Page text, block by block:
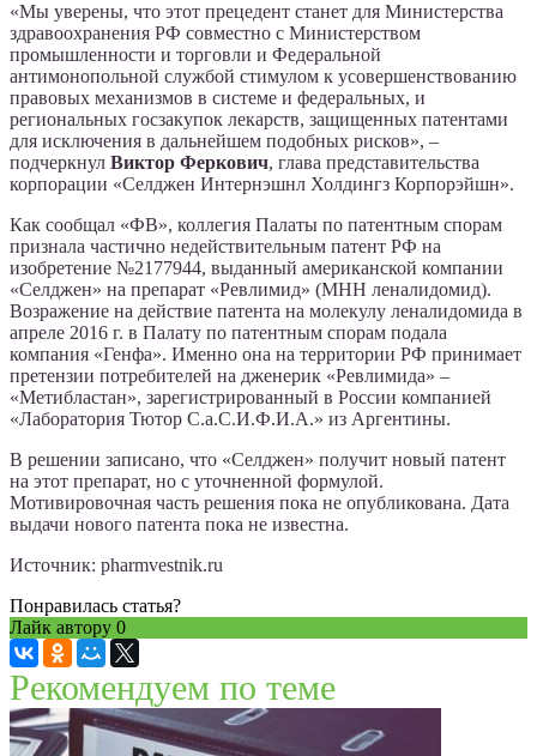
«Мы уверены, что этот прецедент станет для Министерства
здравоохранения РФ совместно с Министерством
промышленности и торговли и Федеральной
антимонопольной службой стимулом к усовершенствованию
правовых механизмов в системе и федеральных, и
региональных госзакупок лекарств, защищенных патентами
для исключения в дальнейшем подобных рисков», –
подчеркнул Виктор Феркович, глава представительства
корпорации «Селджен Интернэшнл Холдингз Корпорэйшн».
Как сообщал «ФВ», коллегия Палаты по патентным спорам
признала частично недействительным патент РФ на
изобретение №2177944, выданный американской компании
«Селджен» на препарат «Ревлимид» (МНН леналидомид).
Возражение на действие патента на молекулу леналидомида в
апреле 2016 г. в Палату по патентным спорам подала
компания «Генфа». Именно она на территории РФ принимает
претензии потребителей на дженерик «Ревлимида» –
«Метибластан», зарегистрированный в России компанией
«Лаборатория Тютор С.а.С.И.Ф.И.А.» из Аргентины.
В решении записано, что «Селджен» получит новый патент
на этот препарат, но с уточненной формулой.
Мотивировочная часть решения пока не опубликована. Дата
выдачи нового патента пока не известна.
Источник: pharmvestnik.ru
Понравилась статья?
Лайк автору 0
Рекомендуем по теме